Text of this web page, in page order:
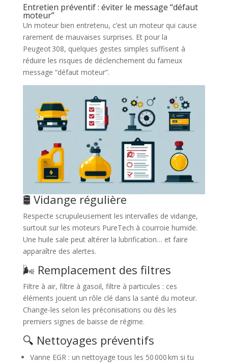
Entretien préventif : éviter le message “défaut
moteur”
Un moteur bien entretenu, c’est un moteur qui cause
rarement de mauvaises surprises. Et pour la
Peugeot 308, quelques gestes simples suffisent à
réduire les risques de déclenchement du fameux
message “défaut moteur”.
🛢️ Vidange régulière
Respecte scrupuleusement les intervalles de vidange,
surtout sur les moteurs PureTech à courroie humide.
Une huile sale peut altérer la lubrification… et faire
apparaître des alertes.
🌬️ Remplacement des filtres
Filtre à air, filtre à gasoil, filtre à particules : ces
éléments jouent un rôle clé dans la santé du moteur.
Change-les selon les préconisations ou dès les
premiers signes de baisse de régime.
🔍 Nettoyages préventifs
Vanne EGR : un nettoyage tous les 50 000 km si tu